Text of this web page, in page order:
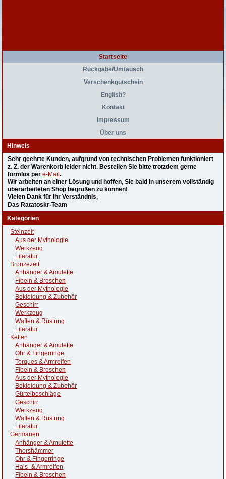
Startseite
Rückgabe/Umtausch
Verschenkgutschein
English?
Kontakt
Impressum
Über uns
Hinweis
Sehr geehrte Kunden, aufgrund von technischen Problemen funktioniert
z. Z. der Warenkorb leider nicht. Bestellen Sie bitte trotzdem gerne
formlos pere-Mail.
Wir arbeiten an einer Lösung und hoffen, Sie bald in unserem vollständig
überarbeiteten Shop begrüßen zu können!
Vielen Dank für Ihr Verständnis,
Das Ratatoskr-Team
Kategorien
Steinzeit
Aus der Mythologie
Werkzeug
Literatur
Bronzezeit
Anhänger & Amulette
Fibeln & Broschen
Aus der Mythologie
Bekleidung & Zubehör
Geschirr
Werkzeug
Waffen & Rüstung
Literatur
Kelten
Anhänger & Amulette
Ohr & Fingerringe
Torques & Armreifen
Fibeln & Broschen
Aus der Mythologie
Bekleidung & Zubehör
Gürtelbeschläge
Geschirr
Werkzeug
Waffen & Rüstung
Literatur
Germanen
Anhänger & Amulette
Thorshämmer
Ohr & Fingerringe
Hals- & Armreifen
Fibeln & Broschen